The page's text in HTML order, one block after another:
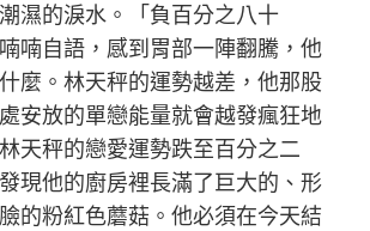
濕的淚水。「負百分之八十
喃自語，感到胃部一陣翻騰，他
麼。林天秤的運勢越差，他那股
安放的單戀能量就會越發瘋狂地
天秤的戀愛運勢跌至百分之二
現他的廚房裡長滿了巨大的、形
的粉紅色蘑菇。他必須在今天結